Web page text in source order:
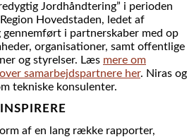
Jordhåndtering” i perioden
Hovedstaden, ledet af
gennemført i partnerskaber med op
organisationer, samt offentlige
og styrelser. Læs mere om
samarbejdspartnere her. Niras og
tekniske konsulenter.
af en lang række rapporter,